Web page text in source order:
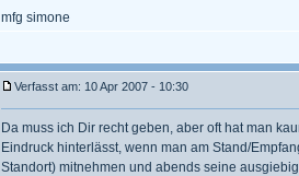
mfg simone
Verfasst am: 10 Apr 2007 - 10:30
Da muss ich Dir recht geben, aber oft hat man
Eindruck hinterlässt, wenn man am Stand/
Standort) mitnehmen und abends seine